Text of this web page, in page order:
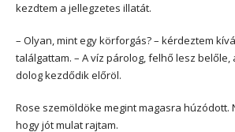
kezdtem a jellegzetes illatát.
– Olyan, mint egy körforgás? – kérdeztem
találgattam. – A víz párolog, felhő lesz belőle,
dolog kezdődik előröl.
Rose szemöldöke megint magasra húzódott.
hogy jót mulat rajtam.